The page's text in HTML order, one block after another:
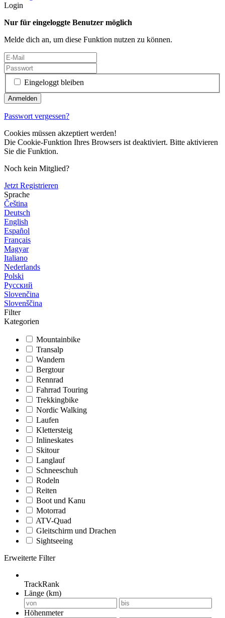
Login
Nur für eingeloggte Benutzer möglich
Melde dich an, um diese Funktion nutzen zu können.
Eingeloggt bleiben
Passwort vergessen?
Cookies müssen akzeptiert werden!
Die Cookie-Funktion Ihres Browsers ist deaktiviert. Bitte aktivieren
Sie die Funktion.
Noch kein Mitglied?
Jetzt Registrieren
Sprache
Čeština
Deutsch
English
Español
Français
Magyar
Italiano
Nederlands
Polski
Русский
Slovenčina
Slovenščina
Filter
Kategorien
Mountainbike
Transalp
Wandern
Bergtour
Rennrad
Fahrrad Touring
Trekkingbike
Nordic Walking
Laufen
Klettersteig
Inlineskates
Skitour
Langlauf
Schneeschuh
Rodeln
Reiten
Boot und Kanu
Motorrad
ATV-Quad
Gleitschirm und Drachen
Sightseeing
Erweiterte Filter
TrackRank
Länge (km)
Höhenmeter